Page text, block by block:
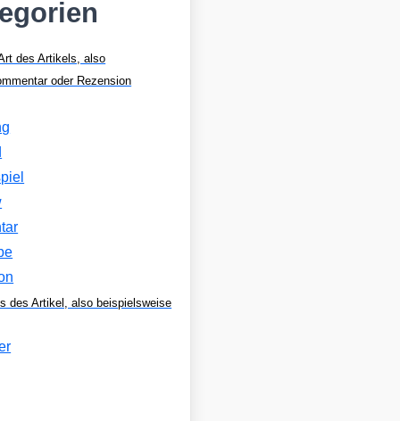
des Artikels, also
oder Rezension
des Artikel, also beispielsweise